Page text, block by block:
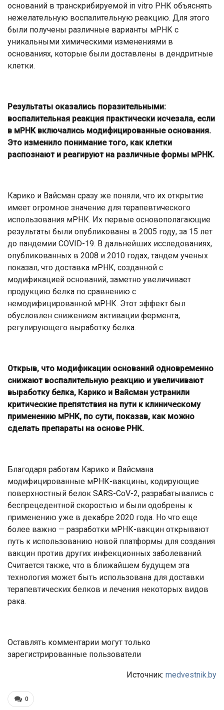
оснований в транскрибируемой in vitro РНК объяснять
нежелательную воспалительную реакцию. Для этого
были получены различные варианты мРНК с
уникальными химическими изменениями в
основаниях, которые были доставлены в дендритные
клетки.
Результаты оказались поразительными:
воспалительная реакция практически исчезала, если
в мРНК включались модифицированные основания.
Это изменило понимание того, как клетки
распознают и реагируют на различные формы мРНК.
Карико и Вайсман сразу же поняли, что их открытие
имеет огромное значение для терапевтического
использования мРНК. Их первые основополагающие
результаты были опубликованы в 2005 году, за 15 лет
до пандемии COVID-19. В дальнейших исследованиях,
опубликованных в 2008 и 2010 годах, тандем ученых
показал, что доставка мРНК, созданной с
модификацией оснований, заметно увеличивает
продукцию белка по сравнению с
немодифицированной мРНК. Этот эффект был
обусловлен снижением активации фермента,
регулирующего выработку белка.
Открыв, что модификации оснований одновременно
снижают воспалительную реакцию и увеличивают
выработку белка, Карико и Вайсман устранили
критические препятствия на пути к клиническому
применению мРНК, по сути, показав, как можно
сделать препараты на основе РНК.
Благодаря работам Карико и Вайсмана
модифицированные мРНК-вакцины, кодирующие
поверхностный белок SARS-CoV-2, разрабатывались с
беспрецедентной скоростью и были одобрены к
применению уже в декабре 2020 года. Но что еще
более важно — разработки мРНК-вакцин открывают
путь к использованию новой платформы для создания
вакцин против других инфекционных заболеваний.
Считается также, что в ближайшем будущем эта
технология может быть использована для доставки
терапевтических белков и лечения некоторых видов
рака.
Оставлять комментарии могут только
зарегистрированные пользователи
Источник: medvestnik.by
0